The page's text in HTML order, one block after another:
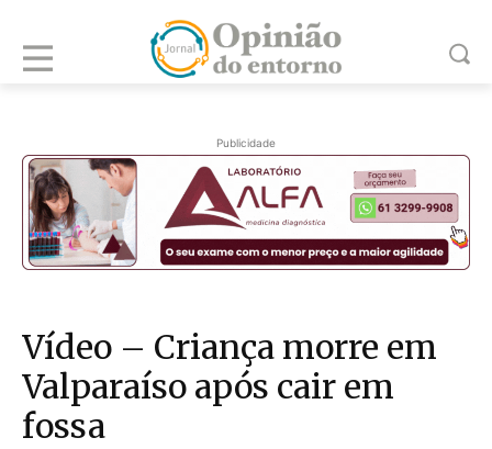
Publicidade
Vídeo – Criança morre em
Valparaíso após cair em
fossa